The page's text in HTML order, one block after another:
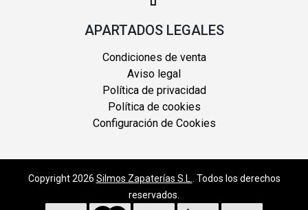
APARTADOS LEGALES
Condiciones de venta
Aviso legal
Política de privacidad
Política de cookies
Configuración de Cookies
Copyright 2026 Silmos Zapaterías S.L.
. Todos los derechos
reservados.